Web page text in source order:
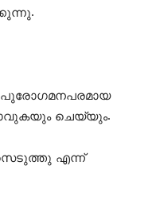
പുരോഗമനപരമായ
ചെയ്യും.
എന്ന്